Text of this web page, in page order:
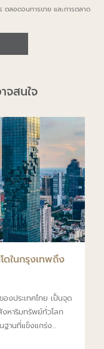
ลอดจนการขาย และการตลาด
สนใจ
ดในกรุงเทพถึง
งประเทศไทย เป็นจุด
หาริมทรัพย์ทั่วโลก
ฐานที่แข็งแกร่ง
ฐกิจที่เติบโต อย่าง